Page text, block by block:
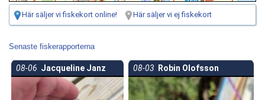
Här säljer vi fiskekort online! Här säljer vi ej fiskekort
Senaste fiskerapporterna
08-06 Jacqueline Janz 08-03 Robin Olofsson